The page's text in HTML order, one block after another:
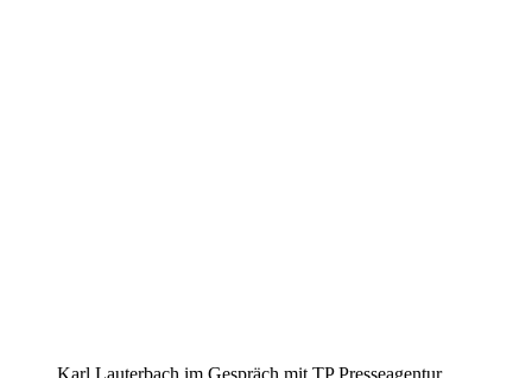
Karl Lauterbach im Gespräch mit TP Presseagentur